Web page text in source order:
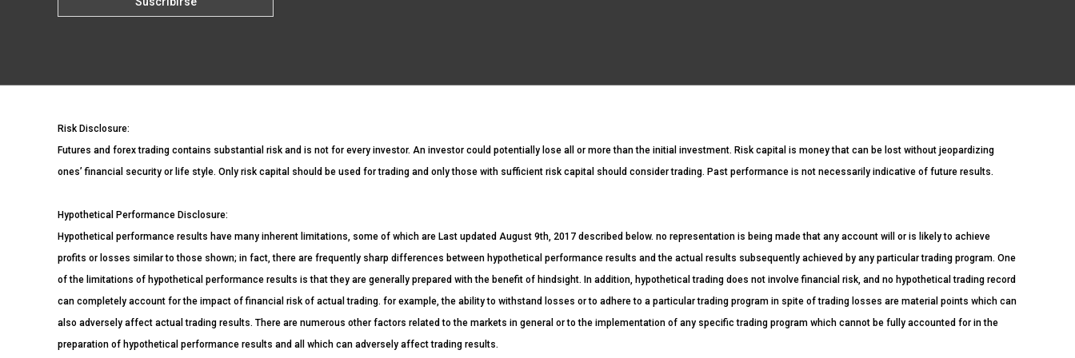
Risk Disclosure:
Futures and forex trading contains substantial risk and is not for every investor. An investor could potentially lose all or more than the initial investment. Risk capital is money that can be lost without jeopardizing
ones’ financial security or life style. Only risk capital should be used for trading and only those with sufficient risk capital should consider trading. Past performance is not necessarily indicative of future results.
Hypothetical Performance Disclosure:
Hypothetical performance results have many inherent limitations, some of which are Last updated August 9th, 2017 described below. no representation is being made that any account will or is likely to achieve
profits or losses similar to those shown; in fact, there are frequently sharp differences between hypothetical performance results and the actual results subsequently achieved by any particular trading program. One
of the limitations of hypothetical performance results is that they are generally prepared with the benefit of hindsight. In addition, hypothetical trading does not involve financial risk, and no hypothetical trading record
can completely account for the impact of financial risk of actual trading. for example, the ability to withstand losses or to adhere to a particular trading program in spite of trading losses are material points which can
also adversely affect actual trading results. There are numerous other factors related to the markets in general or to the implementation of any specific trading program which cannot be fully accounted for in the
preparation of hypothetical performance results and all which can adversely affect trading results.